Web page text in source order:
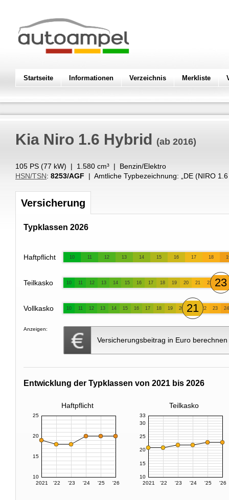
Startseite Informationen Verzeichnis Merkliste
Kia Niro 1.6 Hybrid (ab 2016)
105 PS (77 kW) | 1.580 cm³ | Benzin/Elektro
HSN/TSN: 8253/AGF | Amtliche Typbezeichnung: „ DE (NIRO
Versicherung
Typklassen 2026
Haftpflicht 10 11 12 13 14 15 16 17 18
Teilkasko 10 11 12 13 14 15 16 17 18 19 20 21 22 23
Vollkasko 10 11 12 13 14 15 16 17 18 19 20 21 22 23 24
Anzeigen:
Versicherungsbeitrag in Euro berechnen
Entwicklung der Typklassen von 2021 bis 2026
Haftpflicht Teilkasko
2021 '22 '23 '24 '25 '26
10
15
20
25
2021 '22 '23 '24 '25 '26
10
15
20
25
30
33